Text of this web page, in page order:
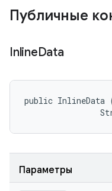
Публичные
InlineData
public InlineData
Параметры